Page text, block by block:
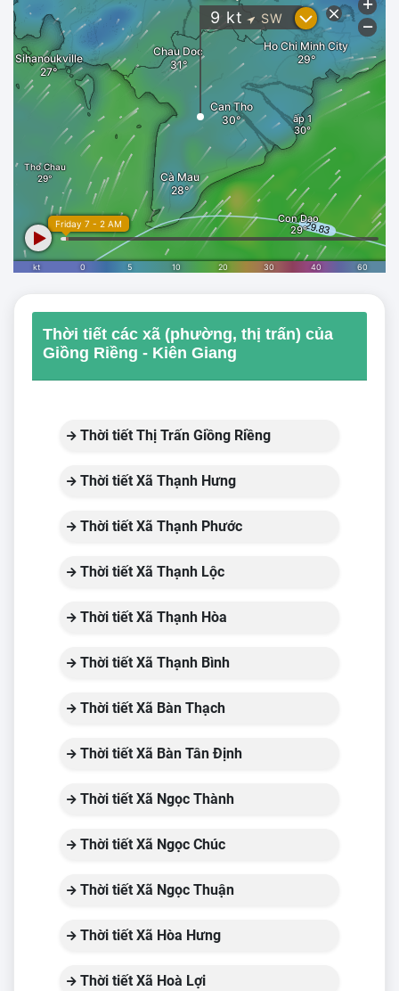
Thời tiết các xã (phường, thị trấn) của
Giồng Riềng - Kiên Giang
Thời tiết Thị Trấn Giồng Riềng
Thời tiết Xã Thạnh Hưng
Thời tiết Xã Thạnh Phước
Thời tiết Xã Thạnh Lộc
Thời tiết Xã Thạnh Hòa
Thời tiết Xã Thạnh Bình
Thời tiết Xã Bàn Thạch
Thời tiết Xã Bàn Tân Định
Thời tiết Xã Ngọc Thành
Thời tiết Xã Ngọc Chúc
Thời tiết Xã Ngọc Thuận
Thời tiết Xã Hòa Hưng
Thời tiết Xã Hoà Lợi